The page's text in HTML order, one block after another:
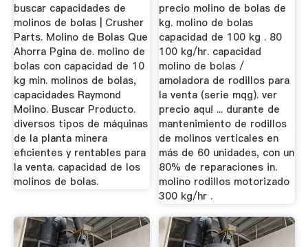
buscar capacidades de
molinos de bolas | Crusher
Parts. Molino de Bolas Que
Ahorra Pgina de. molino de
bolas con capacidad de 10
kg min. molinos de bolas,
capacidades Raymond
Molino. Buscar Producto.
diversos tipos de máquinas
de la planta minera
eficientes y rentables para
la venta. capacidad de los
molinos de bolas.
precio molino de bolas de
kg. molino de bolas
capacidad de 100 kg . 80
100 kg/hr. capacidad
molino de bolas /
amoladora de rodillos para
la venta (serie mqg). ver
precio aqu! ... durante de
mantenimiento de rodillos
de molinos verticales en
más de 60 unidades, con un
80% de reparaciones in.
molino rodillos motorizado
300 kg/hr .